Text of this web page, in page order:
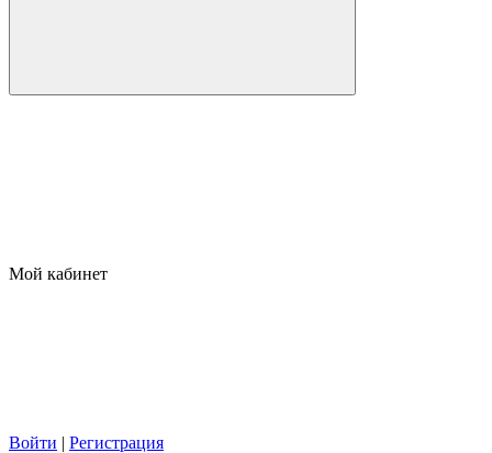
Мой кабинет
Войти | Регистрация